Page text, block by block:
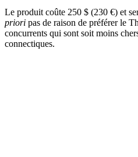
Le produit coûte 250 $ (230 €) et
priori pas de raison de préférer le
concurrents qui sont soit moins
connectiques.